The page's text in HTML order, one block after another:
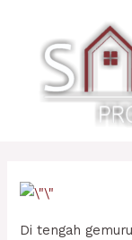
konten
Di tengah